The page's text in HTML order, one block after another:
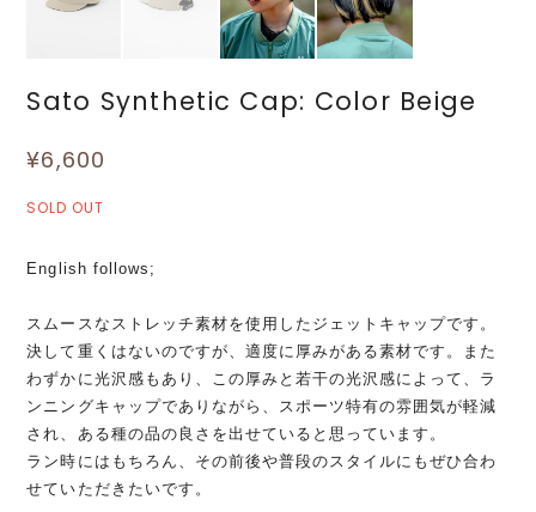
Sato Synthetic Cap: Color Beige
¥6,600
SOLD OUT
English follows;
スムースなストレッチ素材を使用したジェットキャップです。
決して重くはないのですが、適度に厚みがある素材です。また
わずかに光沢感もあり、この厚みと若干の光沢感によって、ラ
ンニングキャップでありながら、スポーツ特有の雰囲気が軽減
され、ある種の品の良さを出せていると思っています。
ラン時にはもちろん、その前後や普段のスタイルにもぜひ合わ
せていただきたいです。